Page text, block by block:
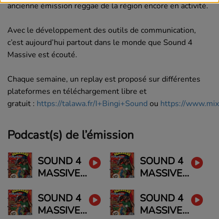
ancienne émission reggae de la région encore en activité.
Avec le développement des outils de communication,
c’est aujourd’hui partout dans le monde que Sound 4
Massive est écouté.
Chaque semaine, un replay est proposé sur différentes
plateformes en téléchargement libre et
gratuit : https://talawa.fr/I+Bingi+Sound ou https://
Podcast(s) de l’émission
SOUND 4
MASSIVE -
SOUND 4
MASSIVE -
SOUND 4
MASSIVE -
SOUND 4
MASSIVE